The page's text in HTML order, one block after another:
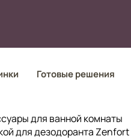
Готовые решения
для ванной комнаты
для дезодоранта